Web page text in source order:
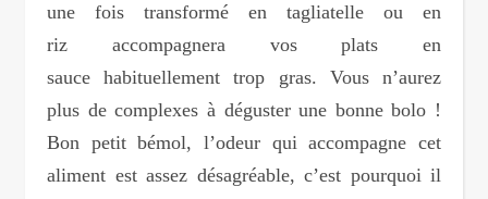
une fois transformé en tagliatelle ou en
riz accompagnera vos plats en
sauce habituellement trop gras. Vous n’aurez
plus de complexes à déguster une bonne bolo !
Bon petit bémol, l’odeur qui accompagne cet
aliment est assez désagréable, c’est pourquoi il